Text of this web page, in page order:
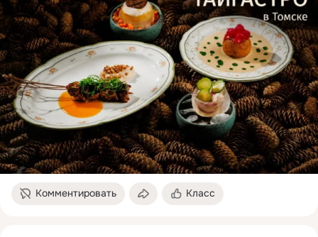
Комментировать Класс